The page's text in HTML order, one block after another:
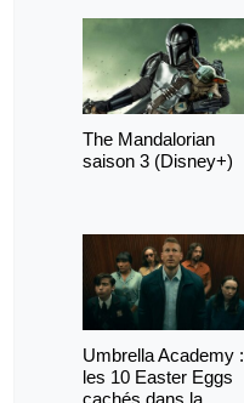
The Mandalorian
saison 3 (Disney+)
Umbrella Academy :
les 10 Easter Eggs
cachés dans la